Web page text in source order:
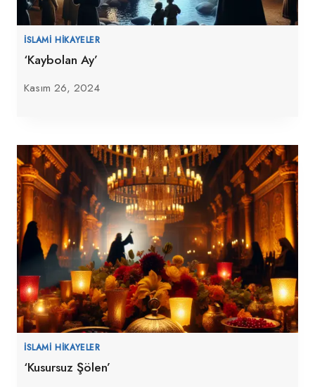
İSLAMI HIKAYELER
‘Kaybolan Ay’
Kasım 26, 2024
İSLAMI HIKAYELER
‘Kusursuz Şölen’